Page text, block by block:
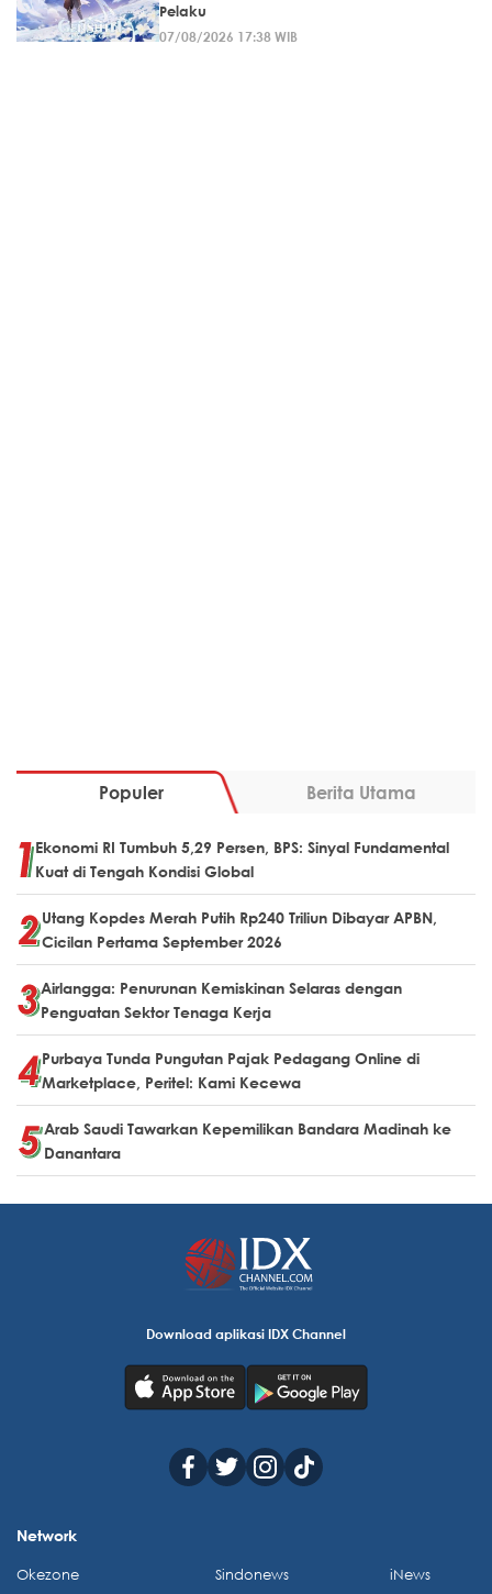
Pelaku
07/08/2026 17:38 WIB
Populer Berita Utama
Ekonomi RI Tumbuh 5,29 Persen, BPS: Sinyal Fundamental
Kuat di Tengah Kondisi Global
Utang Kopdes Merah Putih Rp240 Triliun Dibayar APBN,
Cicilan Pertama September 2026
Airlangga: Penurunan Kemiskinan Selaras dengan
Penguatan Sektor Tenaga Kerja
Purbaya Tunda Pungutan Pajak Pedagang Online di
Marketplace, Peritel: Kami Kecewa
Arab Saudi Tawarkan Kepemilikan Bandara Madinah ke
Danantara
Download aplikasi IDX Channel
Network
Okezone Sindonews iNews